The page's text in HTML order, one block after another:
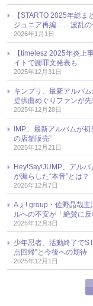
【STARTO 2025年総ま
ジュニア再編……波乱の
2026年1月1日
【timelesz 2025年炎
イトで謝罪文発表も
2025年12月31日
キンプリ、最新アルバ
提供曲めぐりファンが
2025年12月28日
IMP.、最新アルバムが
の店舗販売”
2025年12月21日
Hey!Say!JUMP、アル
が漏らした“本音”とは？
2025年12月7日
Aぇ! group・佐野晶哉
ルへの不安が「絶賛に
2025年12月3日
少年忍者、活動終了で
点回帰”と今後への期待
2025年12月1日